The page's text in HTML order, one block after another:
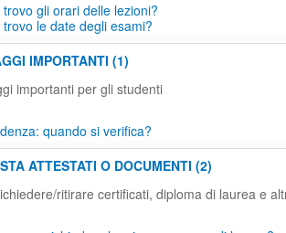
trovo gli orari delle lezioni?
trovo le date degli esami?
IMPORTANTI (1)
importanti per gli studenti
quando si verifica?
ATTESTATI O DOCUMENTI (2)
ritirare certificati, diploma di laurea e